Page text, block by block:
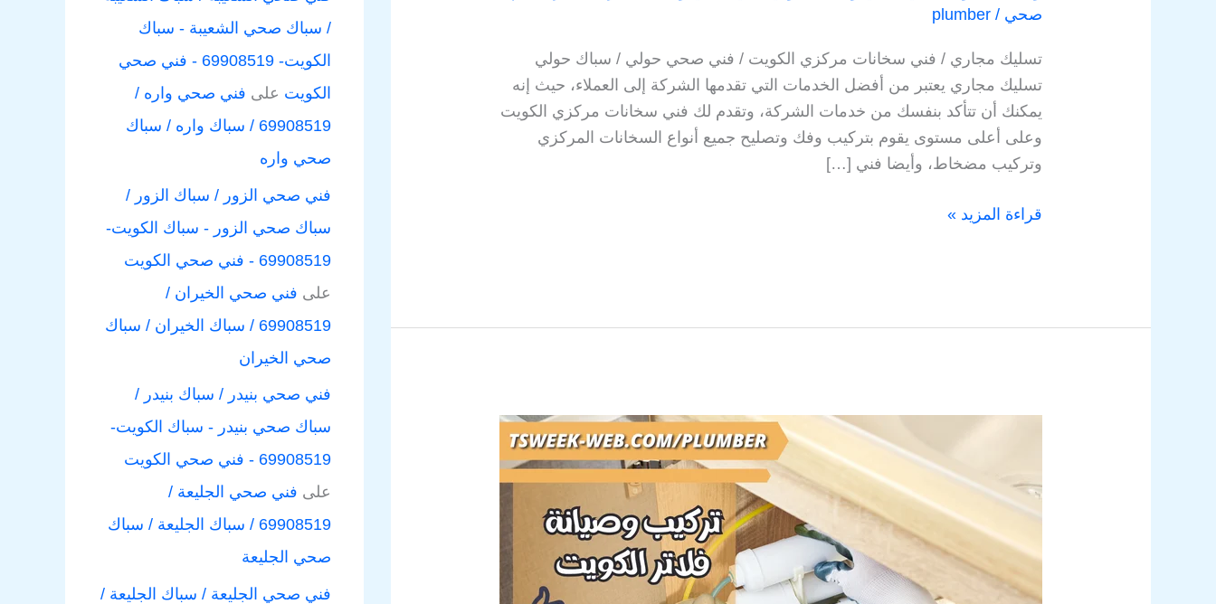
صحي /
plumber
تسليك مجاري / فني سخانات مركزي الكويت / فني صحي حولي / سباك حولي
تسليك مجاري يعتبر من أفضل الخدمات التي تقدمها الشركة إلى العملاء، حيث إنه
يمكنك أن تتأكد بنفسك من خدمات الشركة، وتقدم لك فني سخانات مركزي الكويت
وعلى أعلى مستوى يقوم بتركيب وفك وتصليح جميع أنواع السخانات المركزي
وتركيب مضخاط، وأيضا فني […]
قراءة المزيد »
فلاتر
الكويت
فني
صحي
/ سباك صحي الشعيبة - سباك
الكويت- 69908519 - فني صحي
الكويت على فني صحي واره /
69908519 / سباك واره / سباك
صحي واره
فني صحي الزور / سباك الزور /
سباك صحي الزور - سباك الكويت-
69908519 - فني صحي الكويت
على فني صحي الخيران /
69908519 / سباك الخيران / سباك
صحي الخيران
فني صحي بنيدر / سباك بنيدر /
سباك صحي بنيدر - سباك الكويت-
69908519 - فني صحي الكويت
على فني صحي الجليعة /
69908519 / سباك الجليعة / سباك
صحي الجليعة
فني صحي الجليعة / سباك الجليعة /